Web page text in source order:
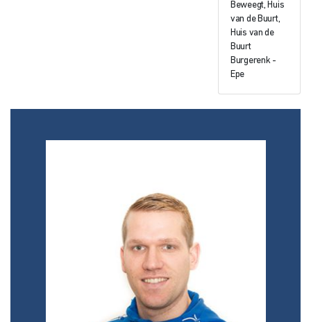
Beweegt, Huis
van de Buurt,
Huis van de
Buurt
Burgerenk -
Epe